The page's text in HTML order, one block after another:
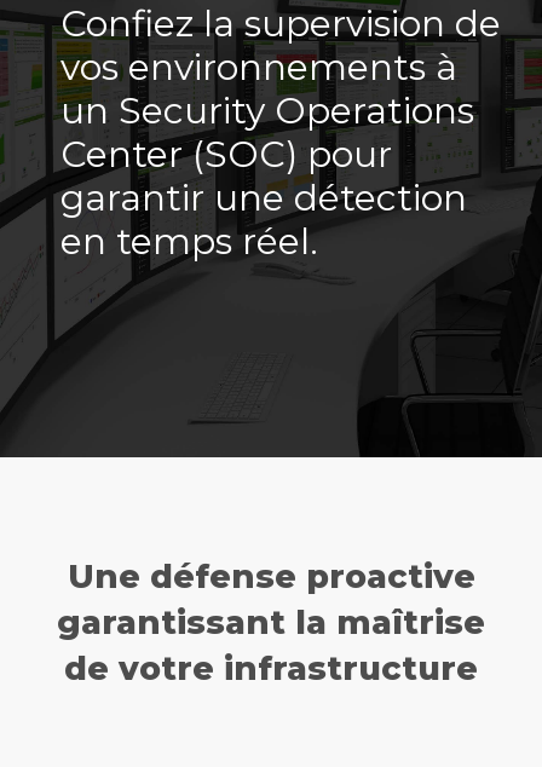
Confiez la supervision de
vos environnements à
un Security Operations
Center (SOC) pour
garantir une détection
en temps réel.
Une défense proactive
garantissant la maîtrise
de votre infrastructure